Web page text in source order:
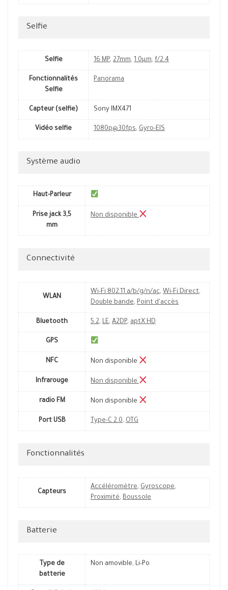
Selfie
Selfie 16 MP, 27mm, 1.0µm, f/2.4
Fonctionnalités
Selfie
Panorama
Capteur (selfie) Sony IMX471
Vidéo selfie 1080p@30fps, Gyro-EIS
Système audio
Haut-Parleur
Prise jack 3,5
mm
Non disponible
Connectivité
WLAN
Wi-Fi 802.11 a/b/g/n/ac, Wi-Fi Direct,
Double bande, Point d'accès
Bluetooth 5.2, LE, A2DP, aptX HD
GPS
NFC Non disponible
Infrarouge Non disponible
radio FM Non disponible
Port USB Type-C 2.0, OTG
Fonctionnalités
Capteurs
Accéléromètre, Gyroscope,
Proximité, Boussole
Batterie
Type de
batterie
Non amovible, Li-Po